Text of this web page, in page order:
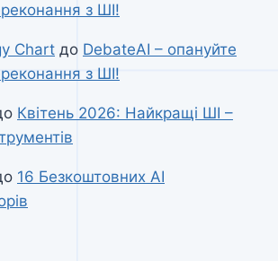
з ШІ!
Chart до DebateAI – опануйте
з ШІ!
Квітень 2026: Найкращі ШІ –
16 Безкоштовних AI